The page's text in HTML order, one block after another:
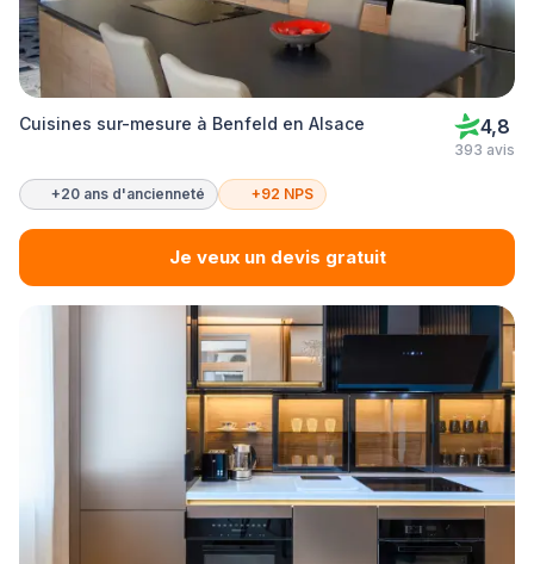
Cuisines sur-mesure à Benfeld en Alsace 4,8
393 avis
+20 ans d'ancienneté +92 NPS
Je veux un devis gratuit